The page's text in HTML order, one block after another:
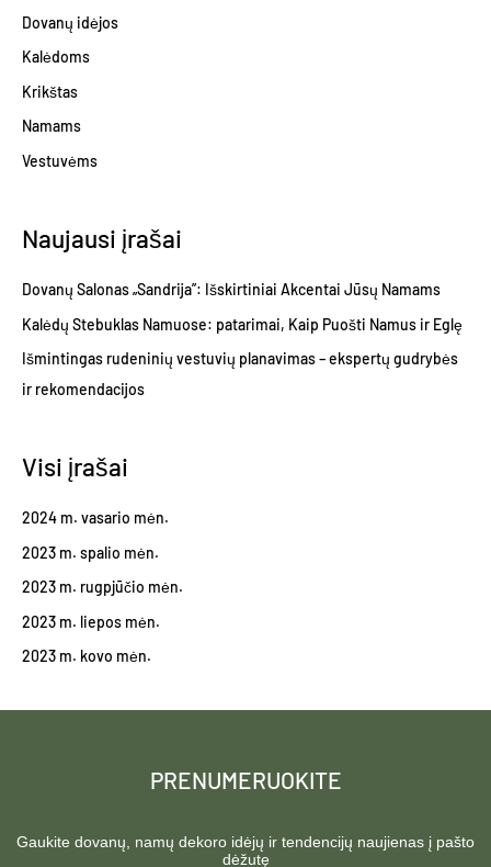
Dovanų idėjos
Kalėdoms
Krikštas
Namams
Vestuvėms
Naujausi įrašai
Dovanų Salonas „Sandrija”: Išskirtiniai Akcentai Jūsų Namams
Kalėdų Stebuklas Namuose: patarimai, Kaip Puošti Namus ir Eglę
Išmintingas rudeninių vestuvių planavimas – ekspertų gudrybės
ir rekomendacijos
Visi įrašai
2024 m. vasario mėn.
2023 m. spalio mėn.
2023 m. rugpjūčio mėn.
2023 m. liepos mėn.
2023 m. kovo mėn.
PRENUMERUOKITE
Gaukite dovanų, namų dekoro idėjų ir tendencijų naujienas į pašto
dėžutę